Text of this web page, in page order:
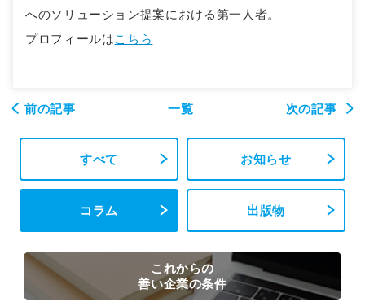
へのソリューション提案における第一人者。
プロフィールはこちら
前の記事 一覧 次の記事
すべて お知らせ
コラム 出版物
これからの
善い企業の条件